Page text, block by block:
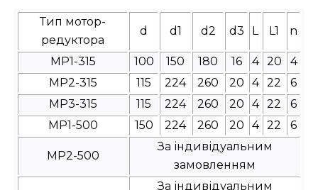
Тип мотор-
редуктора
d d1 d2 d3 L L1 n
МР1-315 100 150 180 16 4 20
4
МР2-315
115 224 260 20 4 22
6
МР3-315
115 224 260 20 4 22
6
МР1-500
150 224 260 20 4 22 6
МР2-500
За індивідуальним
замовленням
За індивідуальним